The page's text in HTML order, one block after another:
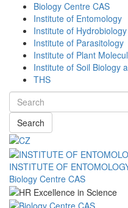
Biology Centre CAS
Institute of Entomology
Institute of Hydrobiology
Institute of Parasitology
Institute of Plant
Institute of Soil Biology
THS
Search
INSTITUTE OF
Biology Centre CAS